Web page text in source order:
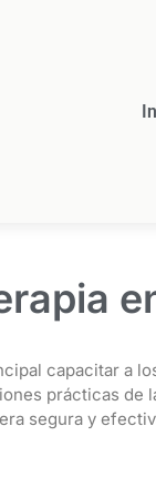
capacitar a
prácticas de
segura y